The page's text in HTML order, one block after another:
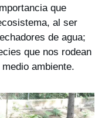
que
al ser
de agua;
que nos rodean
ambiente.